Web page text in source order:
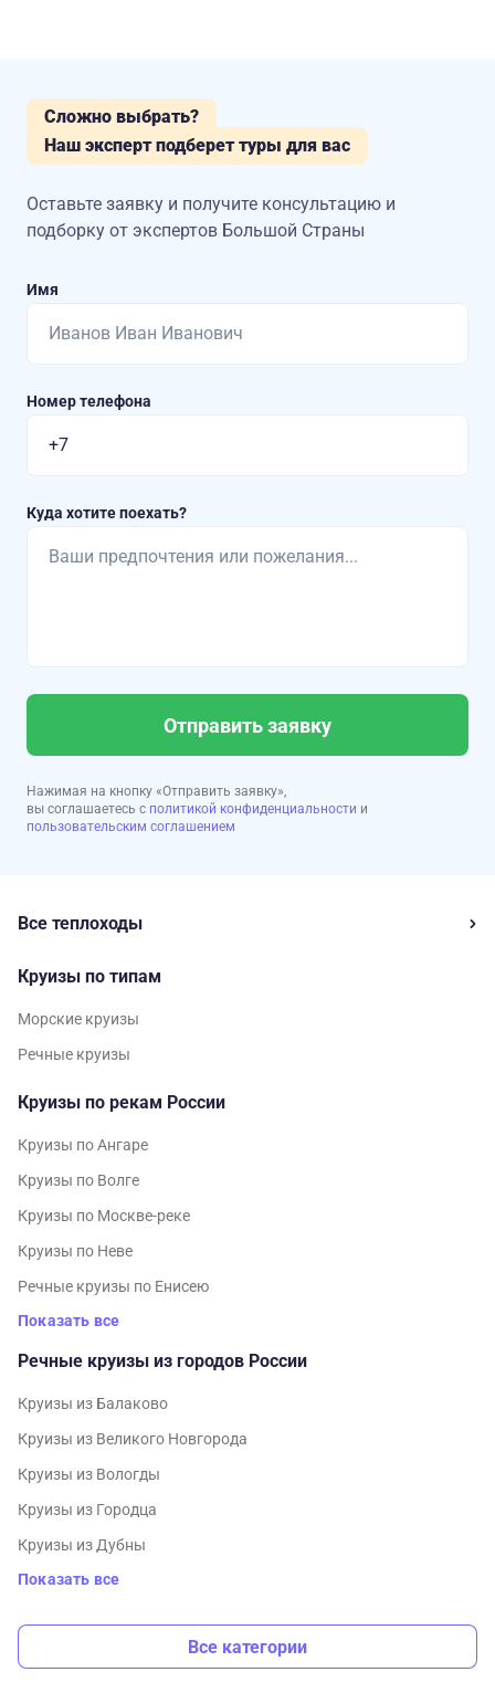
Сложно выбрать?
Наш эксперт подберет туры для вас
Оставьте заявку и получите консультацию и
подборку от экспертов Большой Страны
Имя
Номер телефона
Куда хотите поехать?
Отправить заявку
Нажимая на кнопку «Отправить заявку»,
вы соглашаетесь с политикой конфиденциальности и
пользовательским соглашением
Все теплоходы
Круизы по типам
Морские круизы
Речные круизы
Круизы по рекам России
Круизы по Ангаре
Круизы по Волге
Круизы по Москве-реке
Круизы по Неве
Речные круизы по Енисею
Показать все
Речные круизы из городов России
Круизы из Балаково
Круизы из Великого Новгорода
Круизы из Вологды
Круизы из Городца
Круизы из Дубны
Показать все
Все категории